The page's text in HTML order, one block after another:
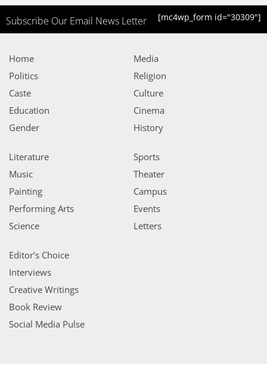
Subscribe Our Email News Letter [mc4wp_form id="30309"]
Home
Politics
Caste
Education
Gender
Media
Religion
Culture
Cinema
History
Literature
Music
Painting
Performing Arts
Science
Sports
Theater
Campus
Events
Letters
Editor’s Choice
Interviews
Creative Writings
Book Review
Social Media Pulse